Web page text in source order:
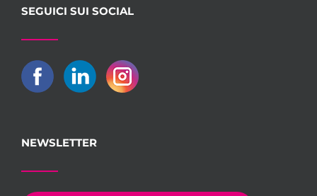
SEGUICI SUI SOCIAL
NEWSLETTER